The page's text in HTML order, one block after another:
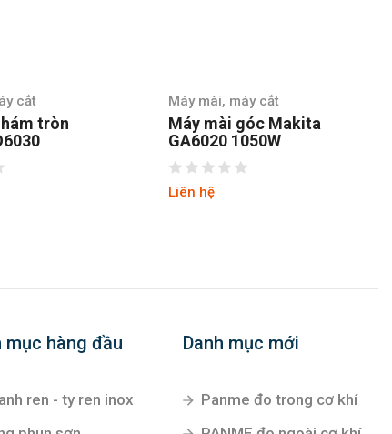
tròn
Máy mài, máy cắt
Máy mài góc Makita
GA6020 1050W
Liên hệ
mục hàng đầu
ren - ty ren inox
Danh mục mới
Panme đo trong cơ khí